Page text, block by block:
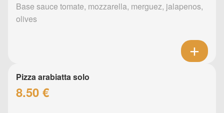
Base sauce tomate, mozzarella, merguez, jalapenos,
olives
Pizza arabiatta solo
8.50 €